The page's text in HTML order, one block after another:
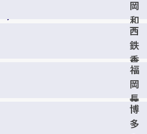
店
岡
和
白
丘
店
西
鉄
香
椎
駅
前
店
福
岡
長
住
店
博
多